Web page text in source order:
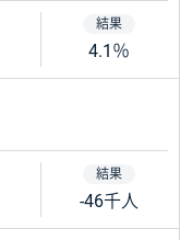
4.1％
-46千人